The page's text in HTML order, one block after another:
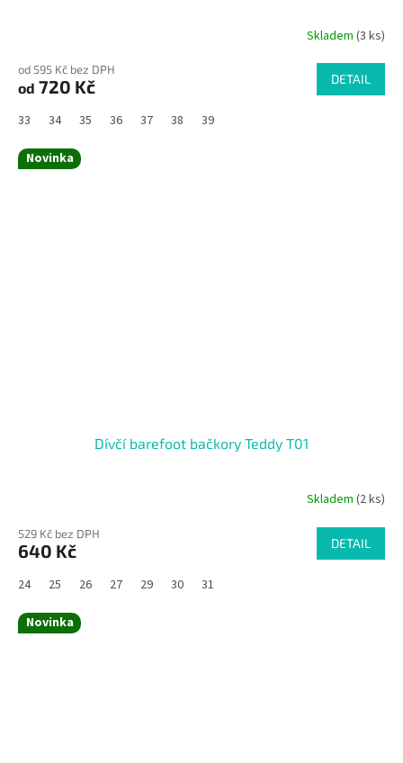
Skladem (3 ks)
od 595 Kč bez DPH
od 720 Kč DETAIL
33 34 35 36 37 38 39
Novinka
Dívčí barefoot bačkory Teddy T01
Skladem (2 ks)
529 Kč bez DPH
640 Kč DETAIL
24 25 26 27 29 30 31
Novinka